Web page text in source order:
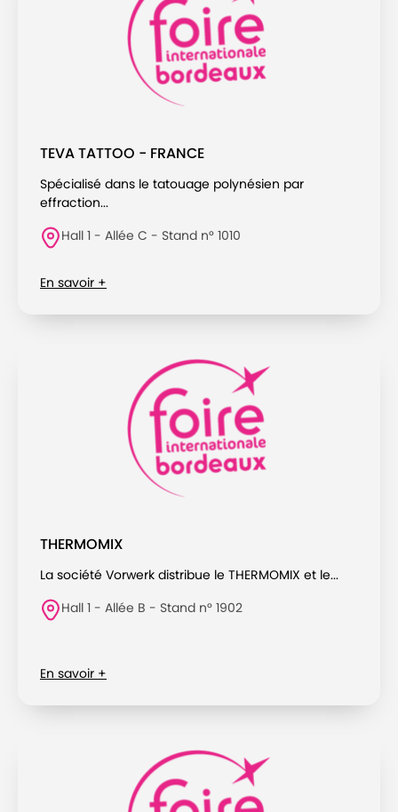
TEVA TATTOO - FRANCE
Spécialisé dans le tatouage polynésien par
effraction...
Hall 1 - Allée C - Stand n° 1010
En savoir +
THERMOMIX
La société Vorwerk distribue le THERMOMIX et le...
Hall 1 - Allée B - Stand n° 1902
En savoir +